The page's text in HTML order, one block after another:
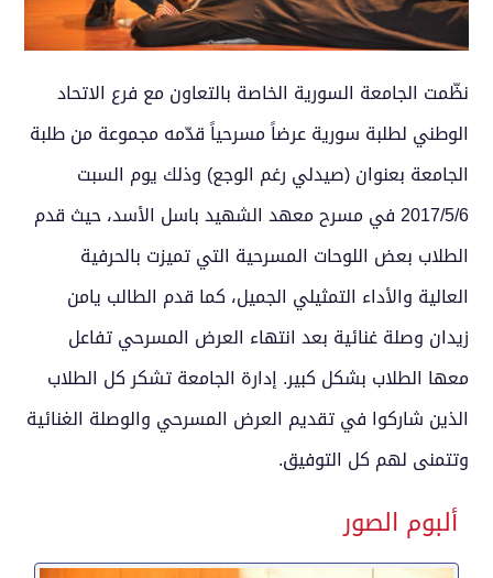
نظّمت الجامعة السورية الخاصة بالتعاون مع فرع الاتحاد
الوطني لطلبة سورية عرضاً مسرحياً قدّمه مجموعة من طلبة
الجامعة بعنوان (صيدلي رغم الوجع) وذلك يوم السبت
2017/5/6 في مسرح معهد الشهيد باسل الأسد، حيث قدم
الطلاب بعض اللوحات المسرحية التي تميزت بالحرفية
العالية والأداء التمثيلي الجميل، كما قدم الطالب يامن
زيدان وصلة غنائية بعد انتهاء العرض المسرحي تفاعل
معها الطلاب بشكل كبير. إدارة الجامعة تشكر كل الطلاب
الذين شاركوا في تقديم العرض المسرحي والوصلة الغنائية
وتتمنى لهم كل التوفيق.
ألبوم الصور